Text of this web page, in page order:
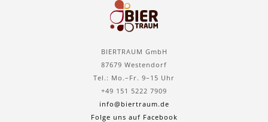
BIERTRAUM GmbH
87679 Westendorf
Tel.: Mo.–Fr. 9–15 Uhr
+49 151 5222 7909
info@biertraum.de
Folge uns auf Facebook